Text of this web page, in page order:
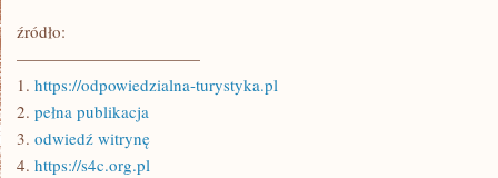
źródło:
———————————
1. https://odpowiedzialna-turystyka.pl
2. pełna publikacja
3. odwiedź witrynę
4. https://s4c.org.pl